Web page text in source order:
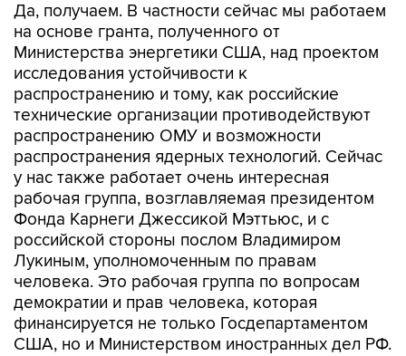
Да, получаем. В частности сейчас мы работаем
на основе гранта, полученного от
Министерства энергетики США, над проектом
исследования устойчивости к
распространению и тому, как российские
технические организации противодействуют
распространению ОМУ и возможности
распространения ядерных технологий. Сейчас
у нас также работает очень интересная
рабочая группа, возглавляемая президентом
Фонда Карнеги Джессикой Мэттьюс, и с
российской стороны послом Владимиром
Лукиным, уполномоченным по правам
человека. Это рабочая группа по вопросам
демократии и прав человека, которая
финансируется не только Госдепартаментом
США, но и Министерством иностранных дел РФ.